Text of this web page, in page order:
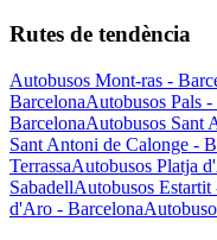
Rutes de tendència
Autobusos Mont-ras -
BarcelonaAutobusos Pals
BarcelonaAutobusos Sant
Sant Antoni de Calonge -
TerrassaAutobusos Platja
SabadellAutobusos Estartit
d'Aro - Barcelona